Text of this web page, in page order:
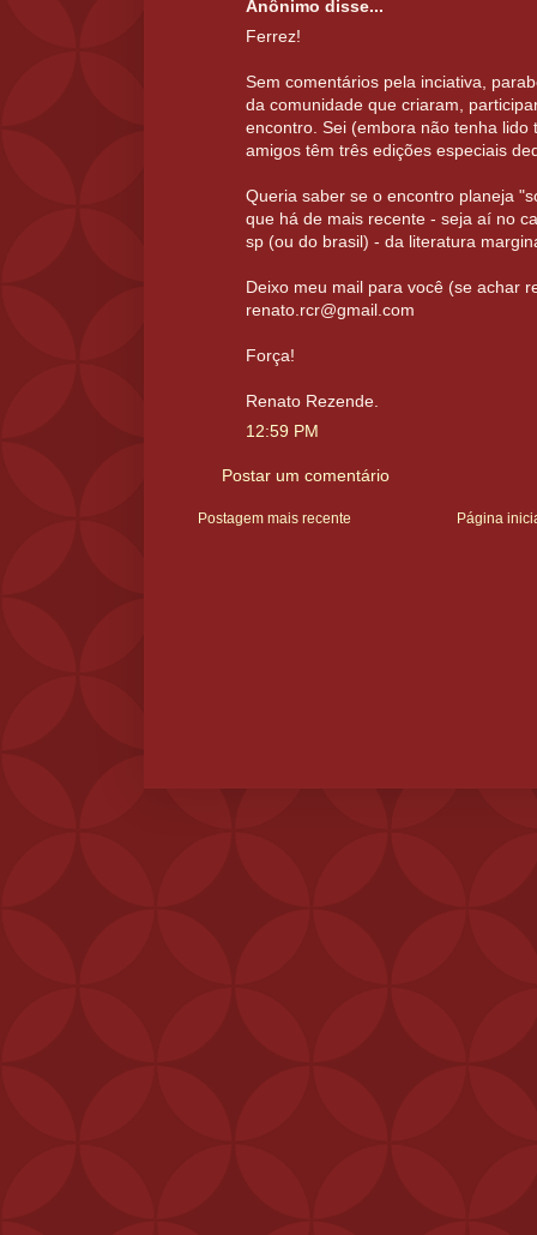
Anônimo disse...
Ferrez!
Sem comentários pela inciativa,
da comunidade que criaram,
encontro. Sei (embora não tenha lido
amigos têm três edições especiais
Queria saber se o encontro planeja
que há de mais recente - seja aí no
sp (ou do brasil) - da literatura
Deixo meu mail para você (se achar
renato.rcr@gmail.com
Força!
Renato Rezende.
12:59 PM
Postar um comentário
Postagem mais recente Página